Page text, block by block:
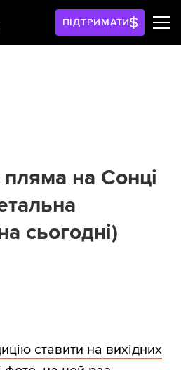
ПІДТРИМАТИ
на Сонці
сьогодні)
ставити на вихідних